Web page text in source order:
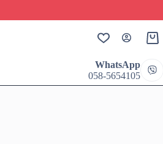
Shopping
WhatsApp
058-5654105